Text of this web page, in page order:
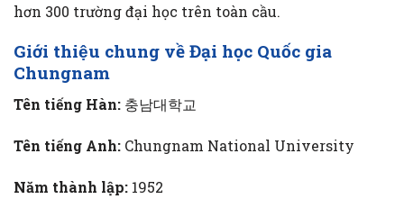
hơn 300 trường đại học trên toàn cầu.
Giới thiệu chung về Đại học Quốc gia
Chungnam
Tên tiếng Hàn: 충남대학교
Tên tiếng Anh: Chungnam National University
Năm thành lập: 1952